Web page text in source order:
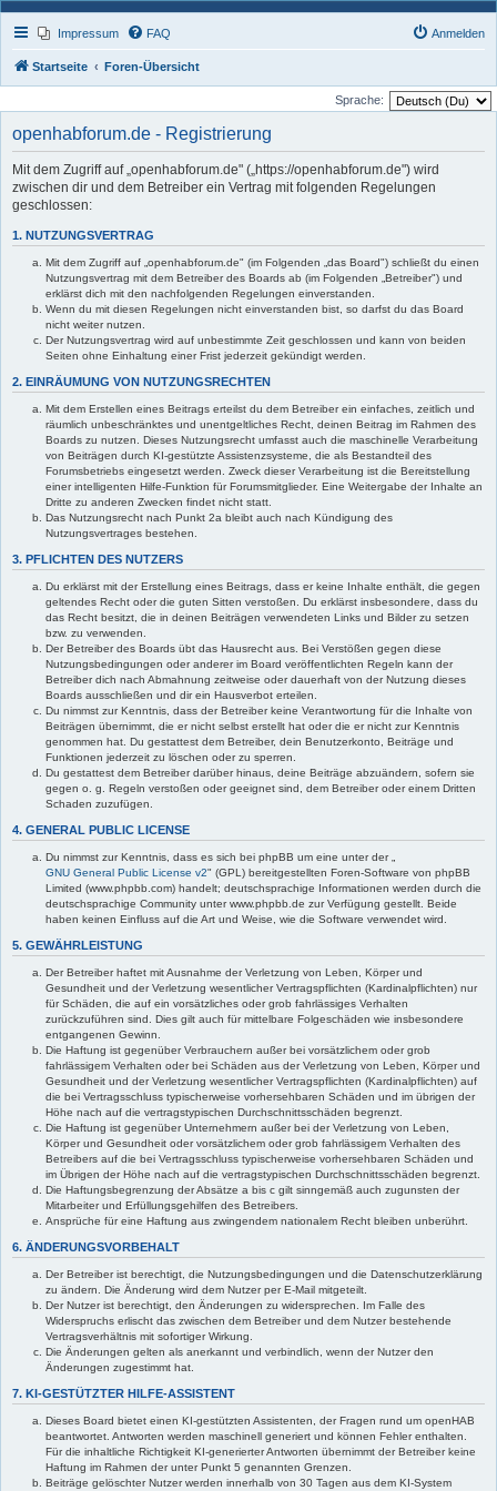
Impressum FAQ Anmelden
Startseite Foren-Übersicht
Sprache:
openhabforum.de - Registrierung
Mit dem Zugriff auf „openhabforum.de" („https://openhabforum.de") wird
zwischen dir und dem Betreiber ein Vertrag mit folgenden Regelungen
geschlossen:
1. NUTZUNGSVERTRAG
Mit dem Zugriff auf „openhabforum.de" (im Folgenden „das Board") schließt du einen
Nutzungsvertrag mit dem Betreiber des Boards ab (im Folgenden „Betreiber") und
erklärst dich mit den nachfolgenden Regelungen einverstanden.
Wenn du mit diesen Regelungen nicht einverstanden bist, so darfst du das Board
nicht weiter nutzen.
Der Nutzungsvertrag wird auf unbestimmte Zeit geschlossen und kann von beiden
Seiten ohne Einhaltung einer Frist jederzeit gekündigt werden.
2. EINRÄUMUNG VON NUTZUNGSRECHTEN
Mit dem Erstellen eines Beitrags erteilst du dem Betreiber ein einfaches, zeitlich und
räumlich unbeschränktes und unentgeltliches Recht, deinen Beitrag im Rahmen des
Boards zu nutzen. Dieses Nutzungsrecht umfasst auch die maschinelle Verarbeitung
von Beiträgen durch KI-gestützte Assistenzsysteme, die als Bestandteil des
Forumsbetriebs eingesetzt werden. Zweck dieser Verarbeitung ist die Bereitstellung
einer intelligenten Hilfe-Funktion für Forumsmitglieder. Eine Weitergabe der Inhalte an
Dritte zu anderen Zwecken findet nicht statt.
Das Nutzungsrecht nach Punkt 2a bleibt auch nach Kündigung des
Nutzungsvertrages bestehen.
3. PFLICHTEN DES NUTZERS
Du erklärst mit der Erstellung eines Beitrags, dass er keine Inhalte enthält, die gegen
geltendes Recht oder die guten Sitten verstoßen. Du erklärst insbesondere, dass du
das Recht besitzt, die in deinen Beiträgen verwendeten Links und Bilder zu setzen
bzw. zu verwenden.
Der Betreiber des Boards übt das Hausrecht aus. Bei Verstößen gegen diese
Nutzungsbedingungen oder anderer im Board veröffentlichten Regeln kann der
Betreiber dich nach Abmahnung zeitweise oder dauerhaft von der Nutzung dieses
Boards ausschließen und dir ein Hausverbot erteilen.
Du nimmst zur Kenntnis, dass der Betreiber keine Verantwortung für die Inhalte von
Beiträgen übernimmt, die er nicht selbst erstellt hat oder die er nicht zur Kenntnis
genommen hat. Du gestattest dem Betreiber, dein Benutzerkonto, Beiträge und
Funktionen jederzeit zu löschen oder zu sperren.
Du gestattest dem Betreiber darüber hinaus, deine Beiträge abzuändern, sofern sie
gegen o. g. Regeln verstoßen oder geeignet sind, dem Betreiber oder einem Dritten
Schaden zuzufügen.
4. GENERAL PUBLIC LICENSE
Du nimmst zur Kenntnis, dass es sich bei phpBB um eine unter der „
GNU General Public License v2" (GPL) bereitgestellten Foren-Software von phpBB
Limited (www.phpbb.com) handelt; deutschsprachige Informationen werden durch die
deutschsprachige Community unter www.phpbb.de zur Verfügung gestellt. Beide
haben keinen Einfluss auf die Art und Weise, wie die Software verwendet wird.
5. GEWÄHRLEISTUNG
Der Betreiber haftet mit Ausnahme der Verletzung von Leben, Körper und
Gesundheit und der Verletzung wesentlicher Vertragspflichten (Kardinalpflichten) nur
für Schäden, die auf ein vorsätzliches oder grob fahrlässiges Verhalten
zurückzuführen sind. Dies gilt auch für mittelbare Folgeschäden wie insbesondere
entgangenen Gewinn.
Die Haftung ist gegenüber Verbrauchern außer bei vorsätzlichem oder grob
fahrlässigem Verhalten oder bei Schäden aus der Verletzung von Leben, Körper und
Gesundheit und der Verletzung wesentlicher Vertragspflichten (Kardinalpflichten) auf
die bei Vertragsschluss typischerweise vorhersehbaren Schäden und im übrigen der
Höhe nach auf die vertragstypischen Durchschnittsschäden begrenzt.
Die Haftung ist gegenüber Unternehmern außer bei der Verletzung von Leben,
Körper und Gesundheit oder vorsätzlichem oder grob fahrlässigem Verhalten des
Betreibers auf die bei Vertragsschluss typischerweise vorhersehbaren Schäden und
im Übrigen der Höhe nach auf die vertragstypischen Durchschnittsschäden begrenzt.
Die Haftungsbegrenzung der Absätze a bis c gilt sinngemäß auch zugunsten der
Mitarbeiter und Erfüllungsgehilfen des Betreibers.
Ansprüche für eine Haftung aus zwingendem nationalem Recht bleiben unberührt.
6. ÄNDERUNGSVORBEHALT
Der Betreiber ist berechtigt, die Nutzungsbedingungen und die Datenschutzerklärung
zu ändern. Die Änderung wird dem Nutzer per E-Mail mitgeteilt.
Der Nutzer ist berechtigt, den Änderungen zu widersprechen. Im Falle des
Widerspruchs erlischt das zwischen dem Betreiber und dem Nutzer bestehende
Vertragsverhältnis mit sofortiger Wirkung.
Die Änderungen gelten als anerkannt und verbindlich, wenn der Nutzer den
Änderungen zugestimmt hat.
7. KI-GESTÜTZTER HILFE-ASSISTENT
Dieses Board bietet einen KI-gestützten Assistenten, der Fragen rund um openHAB
beantwortet. Antworten werden maschinell generiert und können Fehler enthalten.
Für die inhaltliche Richtigkeit KI-generierter Antworten übernimmt der Betreiber keine
Haftung im Rahmen der unter Punkt 5 genannten Grenzen.
Beiträge gelöschter Nutzer werden innerhalb von 30 Tagen aus dem KI-System